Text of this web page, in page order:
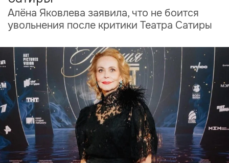
Алёна Яковлева заявила, что не боится
увольнения после критики Театра Сатиры